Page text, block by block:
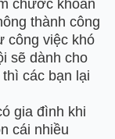
chước khoản
thành công
công việc khó
sẽ dành cho
các bạn lại
gia đình khi
cái nhiều